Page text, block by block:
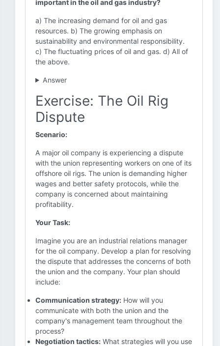
important in the oil and gas industry?
a) The increasing demand for oil and gas
resources. b) The growing emphasis on
sustainability and environmental responsibility.
c) The fluctuating prices of oil and gas. d) All of
the above.
Answer
Exercise: The Oil Rig
Dispute
Scenario:
A major oil company is experiencing a dispute
with the union representing workers on one of its
offshore oil rigs. The union is demanding higher
wages and better safety protocols, while the
company is concerned about maintaining
profitability.
Your Task:
Imagine you are an industrial relations manager
for the oil company. Develop a plan for resolving
the dispute that addresses the concerns of both
the union and the company. Your plan should
include:
Communication strategy: How will you
communicate with both the union and the
company's management team throughout the
process?
Negotiation tactics: What strategies will you use